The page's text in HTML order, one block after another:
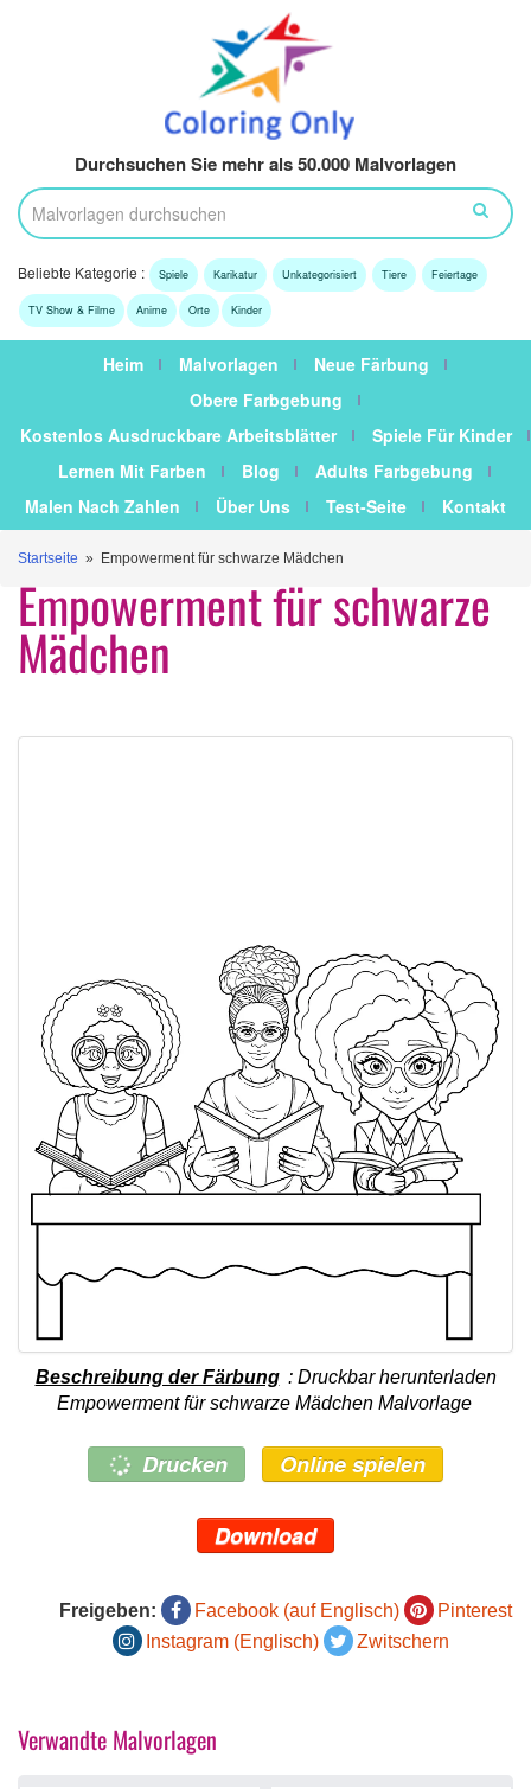
Durchsuchen Sie mehr als 50.000 Malvorlagen
Beliebte Kategorie : Spiele Karikatur Unkategorisiert Tiere Feiertage
TV Show & Filme Anime Orte Kinder
Heim Malvorlagen
Neue Färbung
Obere Farbgebung
Kostenlos Ausdruckbare Arbeitsblätter
Spiele Für Kinder
Lernen Mit Farben
Blog
Adults Farbgebung
Malen Nach Zahlen
Über Uns Test-Seite Kontakt
Startseite » Empowerment für schwarze Mädchen
Empowerment für schwarze
Mädchen
Beschreibung der Färbung : Druckbar herunterladen
Empowerment für schwarze Mädchen Malvorlage
Drucken Online spielen
Download
Freigeben: Facebook (auf Englisch)
Pinterest
Instagram (Englisch)
Zwitschern
Verwandte Malvorlagen